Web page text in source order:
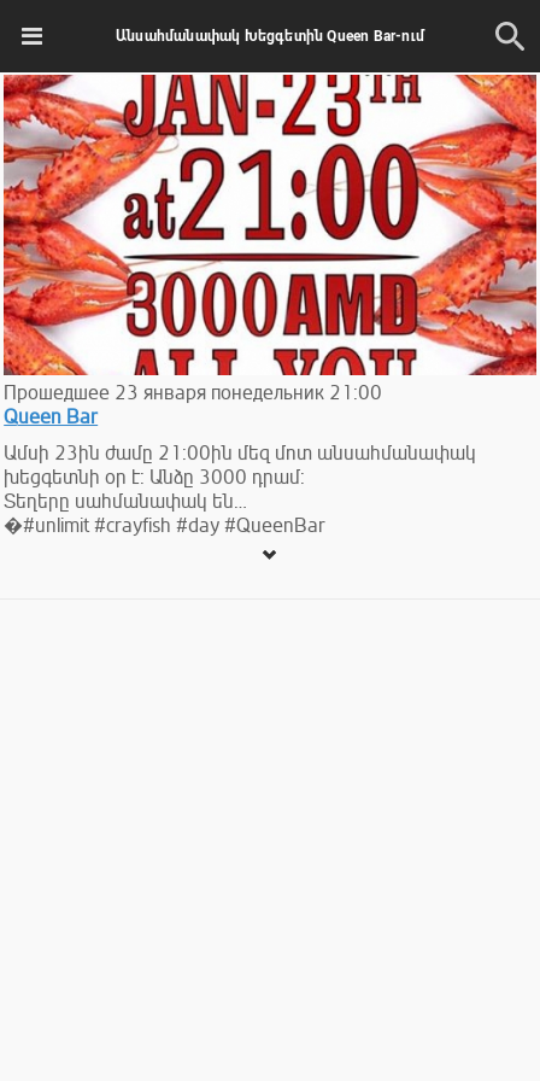
Անսահմանափակ Խեցգետին Queen Bar-ում
Прошедшее 23 января понедельник 21:00
Queen Bar
Ամսի 23ին ժամը 21:00ին մեզ մոտ անսահմանափակ
խեցգետնի օր է: Անձը 3000 դրամ:
Տեղերը սահմանափակ են…
�#unlimit #crayfish #day #QueenBar